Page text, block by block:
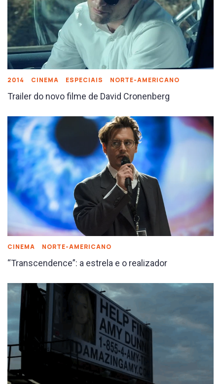
2014 CINEMA ESPECIAIS NORTE-AMERICANO
Trailer do novo filme de David Cronenberg
CINEMA NORTE-AMERICANO
“Transcendence”: a estrela e o realizador